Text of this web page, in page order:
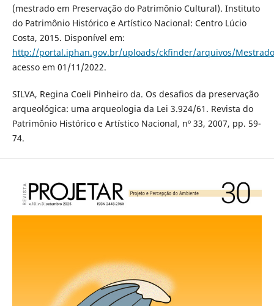
(mestrado em Preservação do Patrimônio Cultural). Instituto
do Patrimônio Histórico e Artístico Nacional: Centro Lúcio
Costa, 2015. Disponível em:
http://portal.iphan.gov.br/uploads/ckfinder/arquivos/
acesso em 01/11/2022.
SILVA, Regina Coeli Pinheiro da. Os desafios da preservação
arqueológica: uma arqueologia da Lei 3.924/61. Revista do
Patrimônio Histórico e Artístico Nacional, nº 33, 2007, pp. 59-
74.